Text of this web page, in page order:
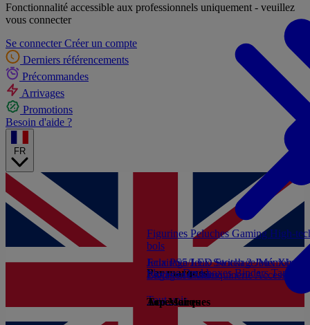
Fonctionnalité accessible aux professionnels uniquement - veuillez
vous connecter
Se connecter Créer un compte
Derniers référencements
Précommandes
Arrivages
Promotions
Besoin d'aide ?
FR
Figurines PeluchesGaming High-
bols
Par marques
Tout voir
Jeux PS5Jeux Switch 2Jeux Xbox
Livres et Guides
Accessoires
SleevesDeckboxesBindersTapis
Eclairage/LEDStockage/Mémoire
Bagagerie/MaroquinerieAccessoires
Top Marques